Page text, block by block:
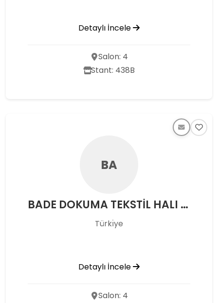
Detaylı İncele
Salon: 4
Stant: 438B
BA
BADE DOKUMA TEKSTİL HALI SAN. VE TİC. A.Ş.
Türkı̇ye
Detaylı İncele
Salon: 4